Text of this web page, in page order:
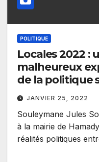
POLITIQUE
Locales 2022 :
malheureux
de la politique
JANVIER 25, 2022
Souleymane Jules
à la mairie de
réalités politiques